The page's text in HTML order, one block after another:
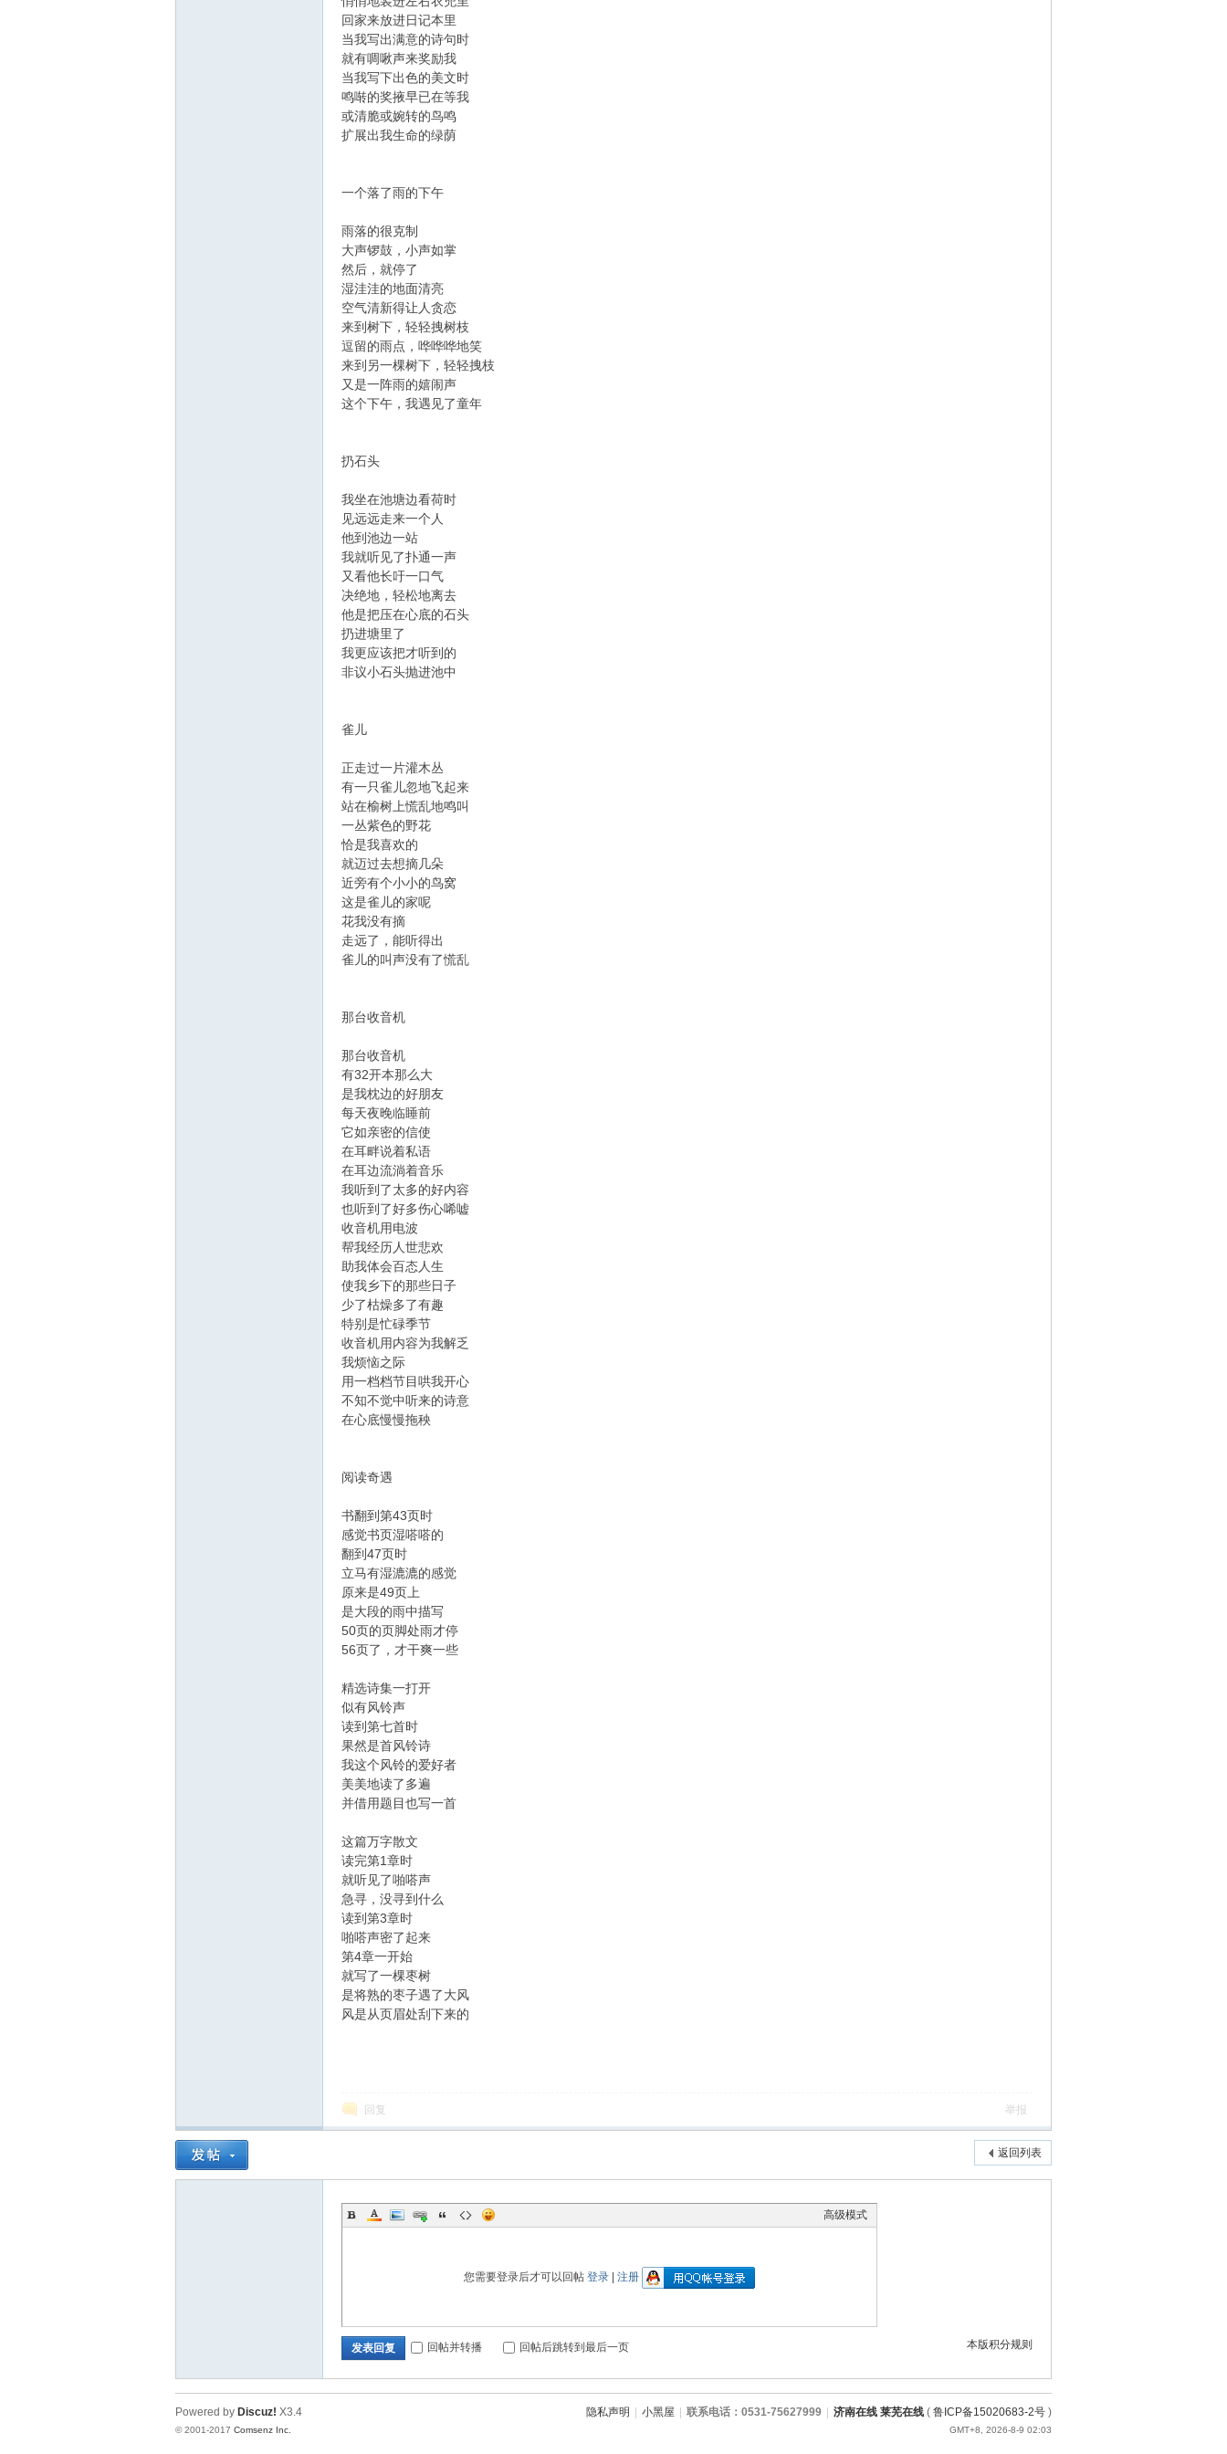
回家来放进日记本里
当我写出满意的诗句时
就有啁啾声来奖励我
当我写下出色的美文时
鸣啭的奖掖早已在等我
或清脆或婉转的鸟鸣
扩展出我生命的绿荫
一个落了雨的下午
雨落的很克制
大声锣鼓，小声如掌
然后，就停了
湿洼洼的地面清亮
空气清新得让人贪恋
来到树下，轻轻拽树枝
逗留的雨点，哗哗哗地笑
来到另一棵树下，轻轻拽枝
又是一阵雨的嬉闹声
这个下午，我遇见了童年
扔石头
我坐在池塘边看荷时
见远远走来一个人
他到池边一站
我就听见了扑通一声
又看他长吁一口气
决绝地，轻松地离去
他是把压在心底的石头
扔进塘里了
我更应该把才听到的
非议小石头抛进池中
雀儿
正走过一片灌木丛
有一只雀儿忽地飞起来
站在榆树上慌乱地鸣叫
一丛紫色的野花
恰是我喜欢的
就迈过去想摘几朵
近旁有个小小的鸟窝
这是雀儿的家呢
花我没有摘
走远了，能听得出
雀儿的叫声没有了慌乱
那台收音机
那台收音机
有32开本那么大
是我枕边的好朋友
每天夜晚临睡前
它如亲密的信使
在耳畔说着私语
在耳边流淌着音乐
我听到了太多的好内容
也听到了好多伤心唏嘘
收音机用电波
帮我经历人世悲欢
助我体会百态人生
使我乡下的那些日子
少了枯燥多了有趣
特别是忙碌季节
收音机用内容为我解乏
我烦恼之际
用一档档节目哄我开心
不知不觉中听来的诗意
在心底慢慢拖秧
阅读奇遇
书翻到第43页时
感觉书页湿嗒嗒的
翻到47页时
立马有湿漉漉的感觉
原来是49页上
是大段的雨中描写
50页的页脚处雨才停
56页了，才干爽一些
精选诗集一打开
似有风铃声
读到第七首时
果然是首风铃诗
我这个风铃的爱好者
美美地读了多遍
并借用题目也写一首
这篇万字散文
读完第1章时
就听见了啪嗒声
急寻，没寻到什么
读到第3章时
啪嗒声密了起来
第4章一开始
就写了一棵枣树
是将熟的枣子遇了大风
风是从页眉处刮下来的
回复 举报
返回列表
高级模式
您需要登录后才可以回帖 登录 注册
本版积分规则
发表回复 回帖并转播 回帖后跳转到最后一页
隐私声明 小黑屋 联系电话：0531-75627999 济南在线 莱芜在线 ( 鲁ICP备15020683-2号 )
GMT+8, 2026-8-9 02:03
Powered by Discuz! X3.4
© 2001-2017 Comsenz Inc.